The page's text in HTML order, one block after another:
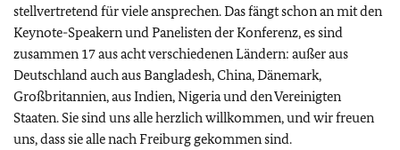
stellvertretend für viele ansprechen. Das fängt schon an mit den
Keynote-Speakern und Panelisten der Konferenz, es sind
zusammen 17 aus acht verschiedenen Ländern: außer aus
Deutschland auch aus Bangladesh, China, Dänemark,
Großbritannien, aus Indien, Nigeria und den Vereinigten
Staaten. Sie sind uns alle herzlich willkommen, und wir freuen
uns, dass sie alle nach Freiburg gekommen sind.